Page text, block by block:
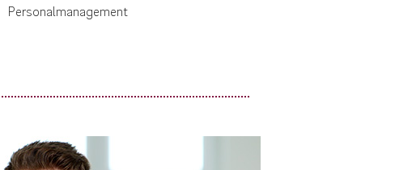
Personalmanagement